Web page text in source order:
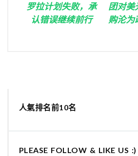
罗拉计划失败，承
认错误继续前行
团对美
购沦为
人氣排名前10名
PLEASE FOLLOW & LIKE US :)